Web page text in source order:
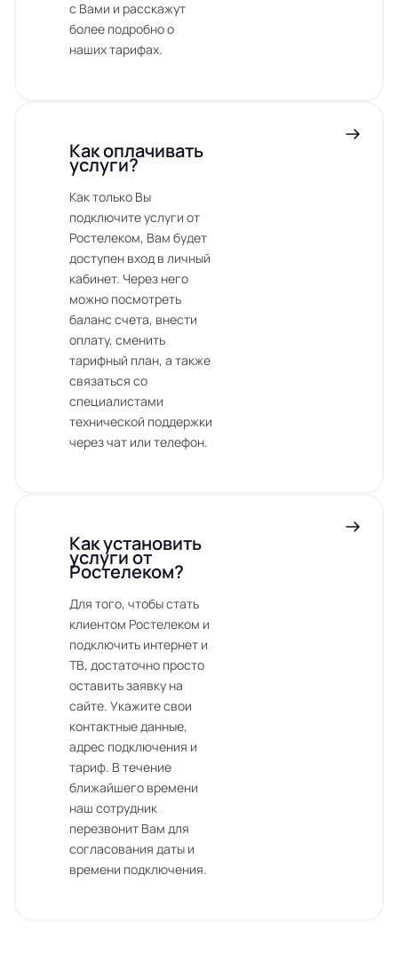
с Вами и расскажут
более подробно о
наших тарифах.
Как оплачивать
услуги?
Как только Вы
подключите услуги от
Ростелеком, Вам будет
доступен вход в личный
кабинет. Через него
можно посмотреть
баланс счета, внести
оплату, сменить
тарифный план, а также
связаться со
специалистами
технической поддержки
через чат или телефон.
Как установить
услуги от
Ростелеком?
Для того, чтобы стать
клиентом Ростелеком и
подключить интернет и
ТВ, достаточно просто
оставить заявку на
сайте. Укажите свои
контактные данные,
адрес подключения и
тариф. В течение
ближайшего времени
наш сотрудник
перезвонит Вам для
согласования даты и
времени подключения.